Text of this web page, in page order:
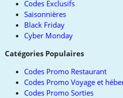
Codes Exclusifs
Saisonnières
Black Friday
Cyber Monday
Catégories Populaires
Codes Promo Restaurant
Codes Promo Voyage et
Codes Promo Sorties